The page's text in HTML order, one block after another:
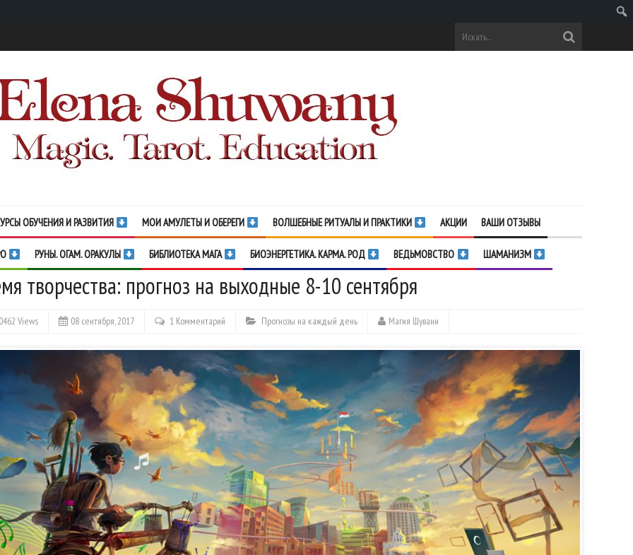
ОБУЧЕНИЯ И РАЗВИТИЯ МОИ АМУЛЕТЫ И ОБЕРЕГИ ВОЛШЕБНЫЕ РИТУАЛЫ И ПРАКТИКИ АКЦИИ ВАШИ ОТЗЫВЫ
РУНЫ. ОГАМ. ОРАКУЛЫ БИБЛИОТЕКА МАГА БИОЭНЕРГЕТИКА. КАРМА. РОД ВЕДЬМОВСТВО ШАМАНИЗМ
творчества: прогноз на выходные 8-10 сентября
Views 08 сентября, 2017 1 Комментарий Прогнозы на каждый день Магия Шувани